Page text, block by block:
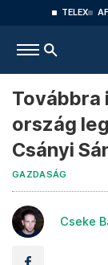
TELEX
Továbbra
ország
Csányi
GAZDASÁG
Cseke